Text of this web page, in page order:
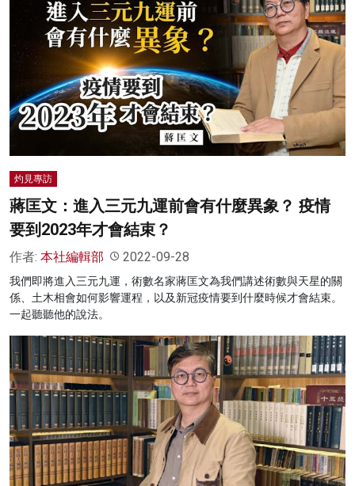
灼見專訪
蔣匡文：進入三元九運前會有什麼異象？ 疫情
要到2023年才會結束？
作者: 本社編輯部 2022-09-28
我們即將進入三元九運，術數名家蔣匡文為我們講述術數與天星的關
係、土木相會如何影響運程，以及新冠疫情要到什麼時候才會結束。
一起聽聽他的說法。